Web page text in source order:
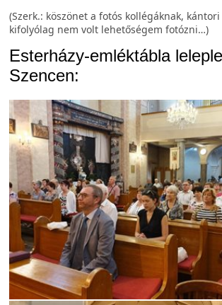
(Szerk.: köszönet a fotós kollégáknak,
kifolyólag nem volt lehetőségem fotózni…)
Esterházy-emléktábla
Szencen: